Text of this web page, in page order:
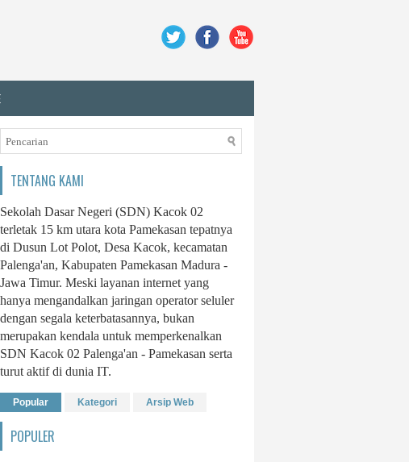
TENTANG KAMI
Sekolah Dasar Negeri (SDN) Kacok 02
terletak 15 km utara kota Pamekasan tepatnya
di Dusun Lot Polot, Desa Kacok, kecamatan
Palenga'an, Kabupaten Pamekasan Madura -
Jawa Timur. Meski layanan internet yang
hanya mengandalkan jaringan operator seluler
dengan segala keterbatasannya, bukan
merupakan kendala untuk memperkenalkan
SDN Kacok 02 Palenga'an - Pamekasan serta
turut aktif di dunia IT.
Popular Kategori Arsip Web
POPULER